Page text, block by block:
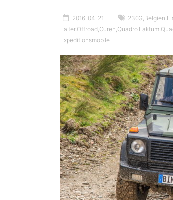
2016-04-21 230G Belgien
Falter, Offroad Ouren Quadro Faktum
Expeditionsmobile